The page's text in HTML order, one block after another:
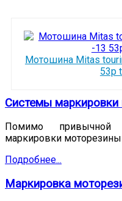
Мотошина Mitas
53p
Системы
Помимо привычной
маркировки
Подробнее...
Маркировка